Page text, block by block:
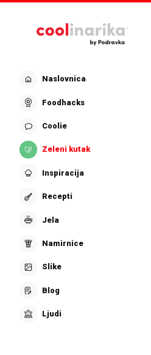
Naslovnica
Foodhacks
Coolie
Zeleni kutak
Inspiracija
Recepti
Jela
Namirnice
Slike
Blog
Ljudi